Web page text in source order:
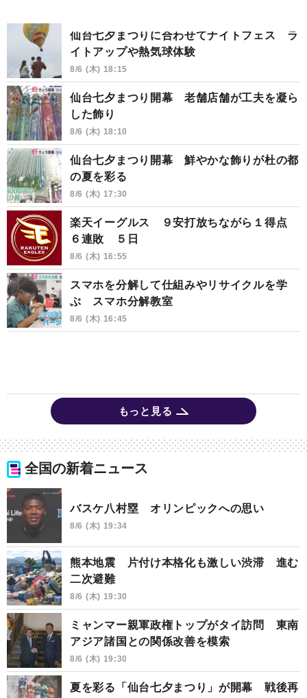
仙台七夕まつりに合わせてナイトフェス ラ
イトアップや熱気球体験
8/6 (木) 18:15
仙台七夕まつり開幕 老舗店舗が工夫を凝ら
した飾り
8/6 (木) 18:10
仙台七夕まつり開幕 鮮やかな飾りが杜の都
の夏を彩る
8/6 (木) 17:30
楽天イーグルス ９安打放ちながら１得点
６連敗 ５日
8/6 (木) 16:55
スマホを分解して仕組みやリサイクルを学
ぶ スマホ分解教室
8/6 (木) 16:45
もっと見る
全国の新着ニュース
バスケ八村塁 オリンピックへの思い
8/6 (木) 19:34
熊本地震 片付け本格化も激しい渋滞 進む
二次避難
8/6 (木) 19:30
ミャンマー親軍政権トップがタイ訪問 東南
アジア諸国との関係改善を模索
8/6 (木) 19:30
夏を彩る「仙台七夕まつり」が開幕 戦後再